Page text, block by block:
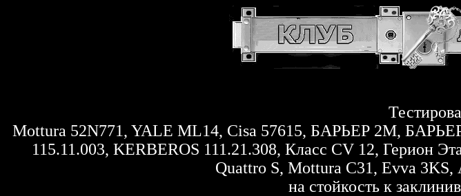
Mottura 52N771, YALE ML14, Cisa 57615, БАРЬЕР 2М,
115.11.003, KERBEROS 111.21.308, Класс СV 12, Герион
Quattro S, Mottura C31, Evva
на стойкость к